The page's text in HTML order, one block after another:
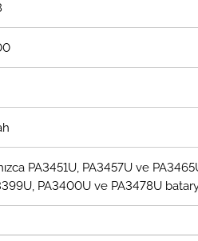
PA3451U, PA3457U ve
PA3400U ve PA3478U